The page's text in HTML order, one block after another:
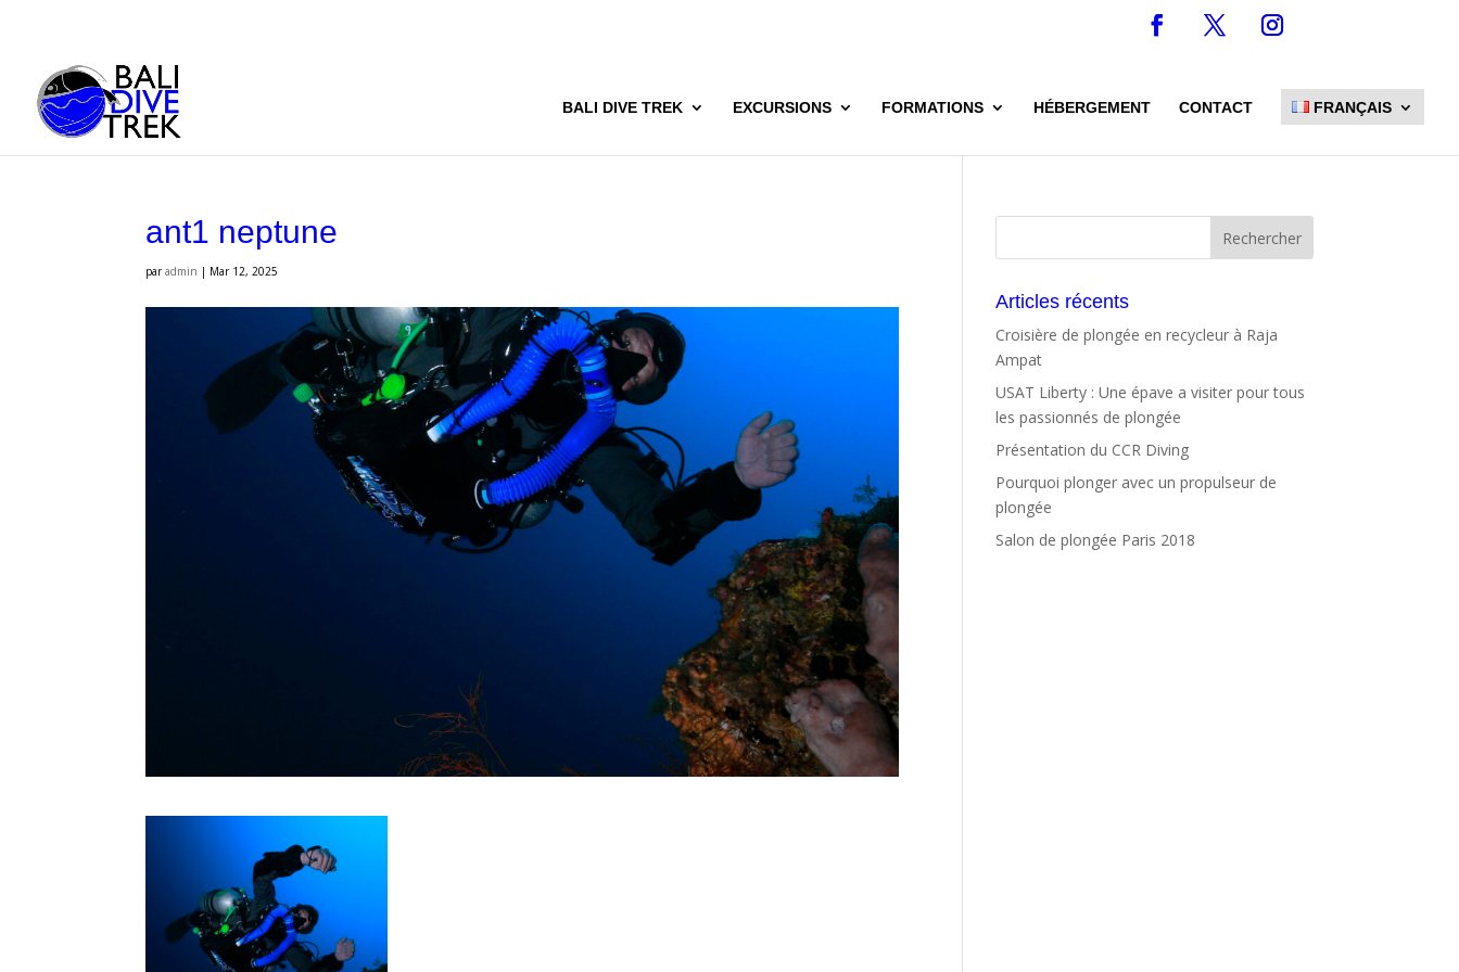
BALI DIVE TREK EXCURSIONS FORMATIONS HÉBERGEMENT CONTACT FRANÇAIS
ant1 neptune
paradmin | Mar 12, 2025
Articles récents
Croisière de plongée en recycleur à Raja
Ampat
USAT Liberty : Une épave a visiter pour tous
les passionnés de plongée
Présentation du CCR Diving
Pourquoi plonger avec un propulseur de
plongée
Salon de plongée Paris 2018